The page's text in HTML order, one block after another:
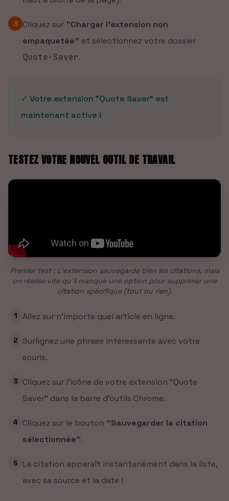
3 Cliquez sur "Charger l'extension non
empaquetée" et sélectionnez votre dossier
Quote-Saver.
✓ Votre extension "Quote Saver" est
maintenant active !
TESTEZ VOTRE NOUVEL OUTIL DE TRAVAIL
Premier test : L'extension sauvegarde bien les citations, mais
on réalise vite qu'il manque une option pour supprimer une
citation spécifique (tout ou rien).
1 Allez sur n'importe quel article en ligne.
2
Surlignez une phrase intéressante avec votre
souris.
3 Cliquez sur l'icône de votre extension "Quote
Saver" dans la barre d'outils Chrome.
4 Cliquez sur le bouton "Sauvegarder la citation
sélectionnée".
5
La citation apparaît instantanément dans la liste,
avec sa source et la date !